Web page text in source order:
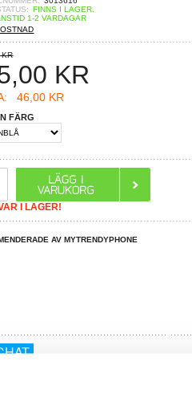
FINNS I LAGER.
1-2 VARDAGAR
KR
KR
46,00 KR
FÄRG
I LAGER!
AV MYTRENDYPHONE